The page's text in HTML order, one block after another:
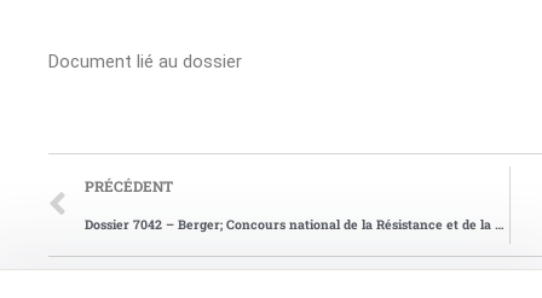
Document lié au dossier
PRÉCÉDENT
Dossier 7042 – Berger; Concours national de la Résistance et de la Déportation en 2008